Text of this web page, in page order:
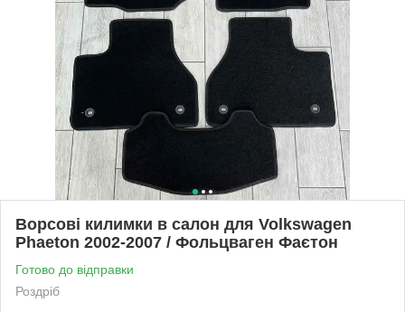
Ворсові килимки в салон для Volkswagen
Phaeton 2002-2007 / Фольцваген Фаєтон
Готово до відправки
Роздріб